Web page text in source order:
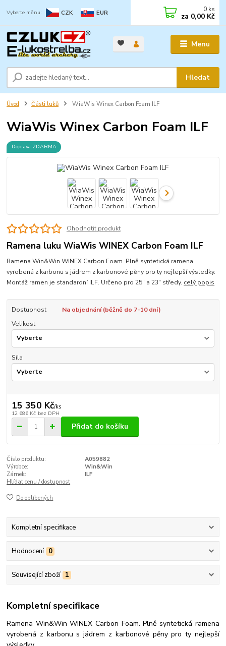
Menu
CZK EUR
Hledat
0 ks
za 0,00 Kč
Úvod Části luků WiaWis Winex Carbon Foam ILF
WiaWis Winex Carbon Foam ILF
Doprava ZDARMA
Ohodnotit produkt
Ramena luku WiaWis WINEX Carbon Foam ILF
Ramena Win&Win WINEX Carbon Foam. Plně syntetická ramena
vyrobená z karbonu s jádrem z karbonové pěny pro ty nejlepší výsledky.
Montáž ramen je standardní ILF. Určeno pro 25" a 23" středy. celý popis
Dostupnost
Na objednání (běžně do 7-10 dní)
Velikost
Síla
15 350 Kč/ks
12 686 Kč bez DPH
Přidat do košíku
Číslo produktu:
A059882
Výrobce:
Win&Win
Zámek:
ILF
Hlídat cenu / dostupnost
Do oblíbených
Kompletní specifikace
Hodnocení 0
Související zboží 1
Kompletní specifikace
Ramena Win&Win WINEX Carbon Foam. Plně syntetická ramena
vyrobená z karbonu s jádrem z karbonové pěny pro ty nejlepší